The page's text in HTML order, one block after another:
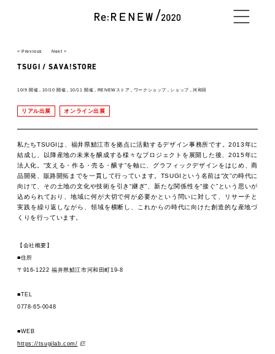
NEWS
ABOUT
CONTENTS
< Previous Next >
TSUGI / SAVA!STORE
10/9 開催 10/10 開催 10/11 開催 RENEWストア ワークショップ ショップ 河和田
リアル出展 オンライン出展
私たちTSUGIは、福井県鯖江市を拠点に活動するデザイン事務所です。2013年に
結成し、以降産地の未来を醸成する様々なプロジェクトを展開した後、2015年に
法人化。“支える・作る・売る・醸す”を軸に、グラフィックデザインをはじめ、商
品開発、販路開拓までを一貫して行っています。TSUGIという名前は“次”の時代に
向けて、その土地の文化や技術を引き“継ぎ”、新たな関係性を“接ぐ”という思いが
込められており、地域に何が大切で何が必要かという問いに対して、リサーチと
実践を繰り返しながら、領域を横断し、これからの時代に向けた創造的な産地づ
くりを行っています。
【会社概要】
■住所
〒916-1222 福井県鯖江市河和田町19-8
■TEL
0778-65-0048
■WEB
https://tsugilab.com/